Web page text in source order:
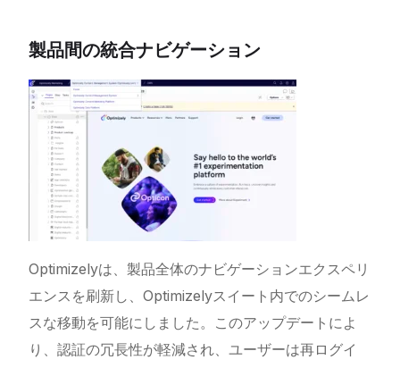
製品間の統合ナビゲーション
Optimizelyは、製品全体のナビゲーションエクスペリ
エンスを刷新し、Optimizelyスイート内でのシームレ
スな移動を可能にしました。このアップデートによ
り、認証の冗長性が軽減され、ユーザーは再ログイ